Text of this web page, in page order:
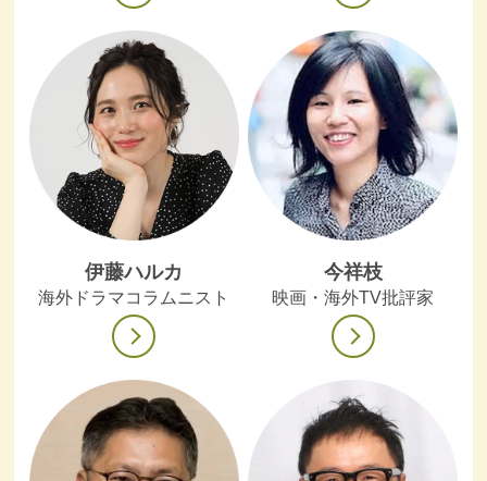
伊藤ハルカ
海外ドラマコラムニスト
今祥枝
映画・海外TV批評家